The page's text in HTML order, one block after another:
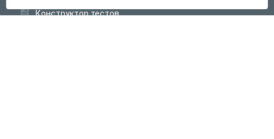
Конструктор тестов